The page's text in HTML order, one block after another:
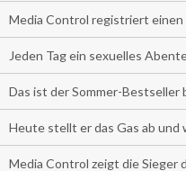
Media Control registriert
Jeden Tag ein sexuelles
Das ist der Sommer-Bestseller
Heute stellt er das Gas ab und
Media Control zeigt die Sieger